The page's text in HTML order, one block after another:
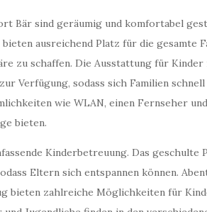
Bär sind geräumig und komfortabel
ausreichend Platz für die gesamte
zu schaffen. Die Ausstattung für
Verfügung, sodass sich Familien
wie WLAN, einen Fernseher
bieten.
Kinderbetreuung. Das geschulte
Eltern sich entspannen können.
bieten zahlreiche Möglichkeiten für